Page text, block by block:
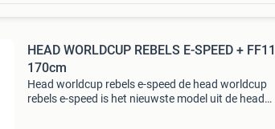
HEAD WORLDCUP REBELS E-SPEED + FF11
170cm
Head worldcup rebels e-speed de head worldcup
rebels e-speed is het nieuwste model uit de head